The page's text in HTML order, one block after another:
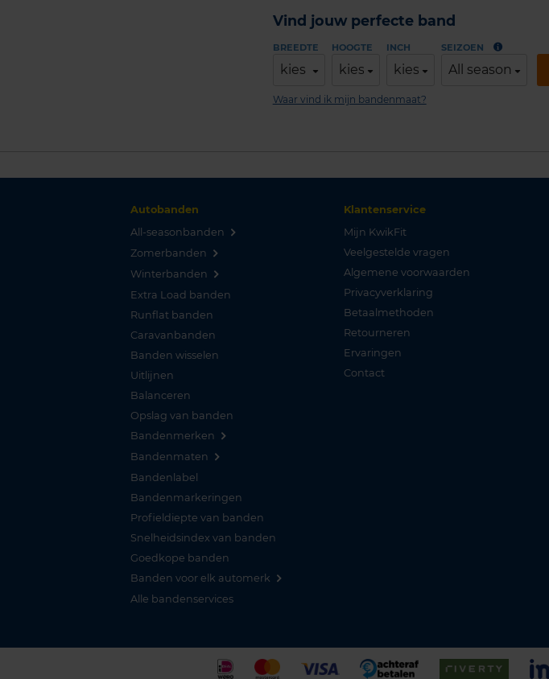
Vind jouw perfecte band
BREEDTE
kies
HOOGTE
kies
INCH
kies
SEIZOEN
All season
Waar vind ik mijn bandenmaat?
Autobanden
All-seasonbanden
Zomerbanden
Winterbanden
Extra Load banden
Runflat banden
Caravanbanden
Banden wisselen
Uitlijnen
Balanceren
Opslag van banden
Bandenmerken
Bandenmaten
Bandenlabel
Bandenmarkeringen
Profieldiepte van banden
Snelheidsindex van banden
Goedkope banden
Banden voor elk automerk
Alle bandenservices
Klantenservice
Mijn KwikFit
Veelgestelde vragen
Algemene voorwaarden
Privacyverklaring
Betaalmethoden
Retourneren
Ervaringen
Contact